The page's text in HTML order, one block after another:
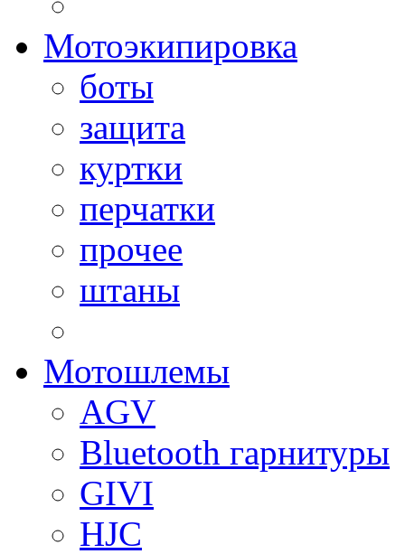
Мотоэкипировка
боты
защита
куртки
перчатки
прочее
штаны
Мотошлемы
AGV
Bluetooth гарнитуры
GIVI
HJC